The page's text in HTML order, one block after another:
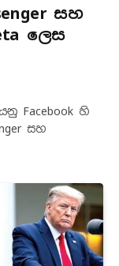
සහ
ලෙස
Facebook හි
සහ